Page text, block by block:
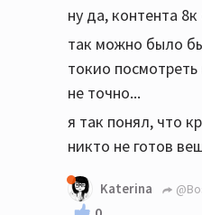
ну да, контента
так можно было
токио посмотреть
не точно...
я так понял, что
никто не готов
Katerina